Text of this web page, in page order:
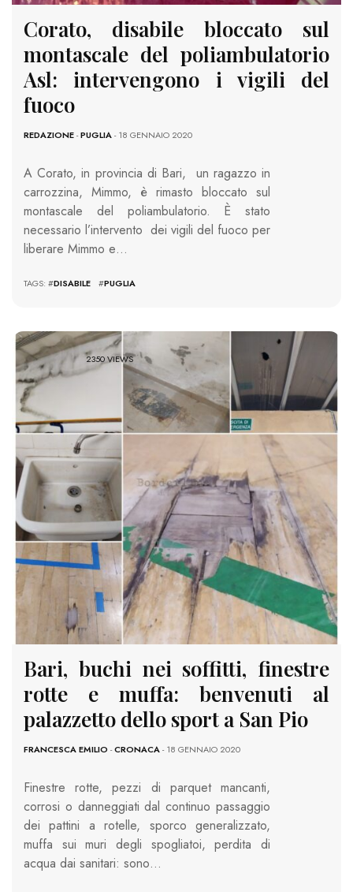
Corato, disabile bloccato sul
montascale del poliambulatorio
Asl: intervengono i vigili del
fuoco
REDAZIONE-PUGLIA- 18 GENNAIO 2020
A Corato, in provincia di Bari, un ragazzo in
carrozzina, Mimmo, è rimasto bloccato sul
montascale del poliambulatorio. È stato
necessario l’intervento dei vigili del fuoco per
liberare Mimmo e…
TAGS: #DISABILE #PUGLIA
2350 VIEWS
Bari, buchi nei soffitti, finestre
rotte e muffa: benvenuti al
palazzetto dello sport a San Pio
FRANCESCA EMILIO -CRONACA- 18 GENNAIO 2020
Finestre rotte, pezzi di parquet mancanti,
corrosi o danneggiati dal continuo passaggio
dei pattini a rotelle, sporco generalizzato,
muffa sui muri degli spogliatoi, perdita di
acqua dai sanitari: sono…